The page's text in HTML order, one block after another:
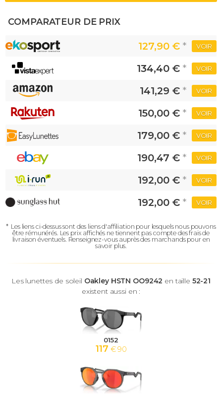
COMPARATEUR DE PRIX
127,90 € * VOIR
134,40 € * VOIR
141,29 € * VOIR
150,00 € * VOIR
179,00 € * VOIR
190,47 € * VOIR
192,00 € * VOIR
192,00 € * VOIR
* Les liens ci-dessus sont des liens d'affiliation pour lesquels nous pouvons
être rémunérés. Les prix affichés ne tiennent pas compte des frais de
livraison éventuels. Renseignez-vous auprès des marchands pour en
savoir plus.
Les lunettes de soleil Oakley HSTN OO9242 en taille 52-21
existent aussi en :
0152
117 € 90